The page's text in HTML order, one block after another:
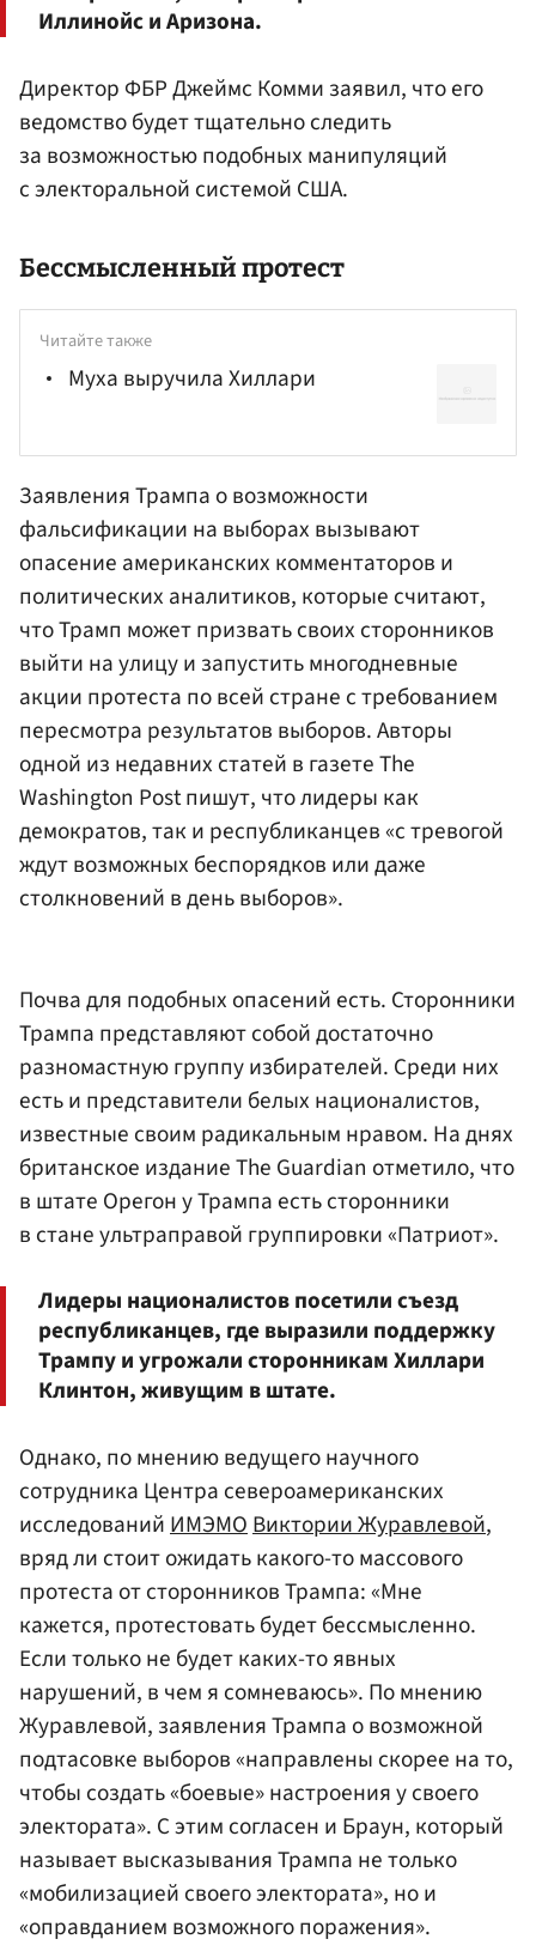
Иллинойс и Аризона.
Директор ФБР Джеймс Комми заявил, что его
ведомство будет тщательно следить
за возможностью подобных манипуляций
с электоральной системой США.
Бессмысленный протест
Читайте также
Муха выручила Хиллари
Заявления Трампа о возможности
фальсификации на выборах вызывают
опасение американских комментаторов и
политических аналитиков, которые считают,
что Трамп может призвать своих сторонников
выйти на улицу и запустить многодневные
акции протеста по всей стране с требованием
пересмотра результатов выборов. Авторы
одной из недавних статей в газете The
Washington Post пишут, что лидеры как
демократов, так и республиканцев «с тревогой
ждут возможных беспорядков или даже
столкновений в день выборов».
Почва для подобных опасений есть. Сторонники
Трампа представляют собой достаточно
разномастную группу избирателей. Среди них
есть и представители белых националистов,
известные своим радикальным нравом. На днях
британское издание The Guardian отметило, что
в штате Орегон у Трампа есть сторонники
в стане ультраправой группировки «Патриот».
Лидеры националистов посетили съезд
республиканцев, где выразили поддержку
Трампу и угрожали сторонникам Хиллари
Клинтон, живущим в штате.
Однако, по мнению ведущего научного
сотрудника Центра североамериканских
исследованийИМЭМОВиктории Журавлевой,
вряд ли стоит ожидать какого-то массового
протеста от сторонников Трампа: «Мне
кажется, протестовать будет бессмысленно.
Если только не будет каких-то явных
нарушений, в чем я сомневаюсь». По мнению
Журавлевой, заявления Трампа о возможной
подтасовке выборов «направлены скорее на то,
чтобы создать «боевые» настроения у своего
электората». С этим согласен и Браун, который
называет высказывания Трампа не только
«мобилизацией своего электората», но и
«оправданием возможного поражения».